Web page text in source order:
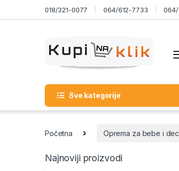
Skip to navigation018/321-0077 064/612-7733
Sve kategorije
Početna Oprema za bebe i
Najnoviji proizvodi